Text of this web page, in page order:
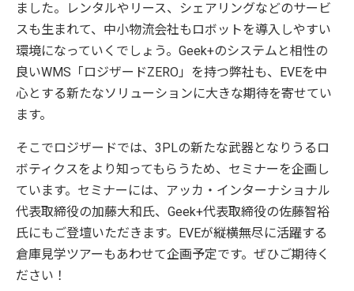
ました。レンタルやリース、シェアリングなどのサービ
スも生まれて、中小物流会社もロボットを導入しやすい
環境になっていくでしょう。Geek+のシステムと相性の
良いWMS「ロジザードZERO」を持つ弊社も、EVEを中
心とする新たなソリューションに大きな期待を寄せてい
ます。
そこでロジザードでは、3PLの新たな武器となりうるロ
ボティクスをより知ってもらうため、セミナーを企画し
ています。セミナーには、アッカ・インターナショナル
代表取締役の加藤大和氏、Geek+代表取締役の佐藤智裕
氏にもご登壇いただきます。EVEが縦横無尽に活躍する
倉庫見学ツアーもあわせて企画予定です。ぜひご期待く
ださい！